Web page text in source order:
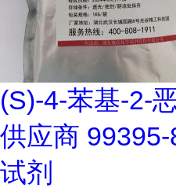
(S)-4-苯基-2-
供应商
试剂